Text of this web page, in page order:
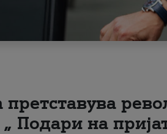
претставува
Подари на